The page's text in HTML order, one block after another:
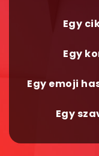
Egy
Egy
Egy emoji
Egy